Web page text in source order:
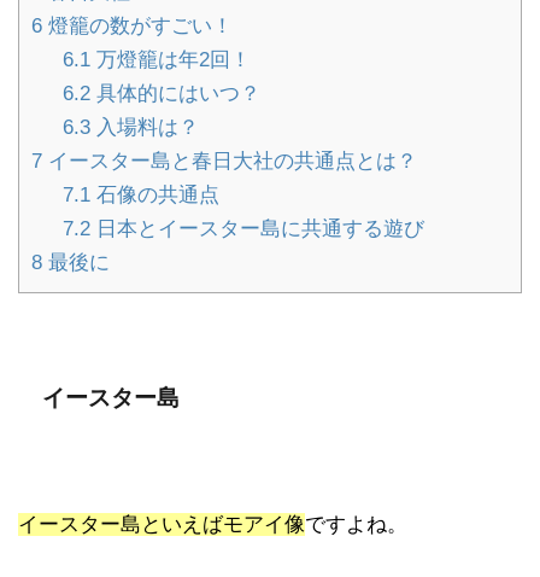
6 燈籠の数がすごい！
6.1万燈籠は年2回！
6.2具体的にはいつ？
6.3入場料は？
7 イースター島と春日大社の共通点とは？
7.1石像の共通点
7.2日本とイースター島に共通する遊び
8 最後に
イースター島
イースター島といえばモアイ像ですよね。